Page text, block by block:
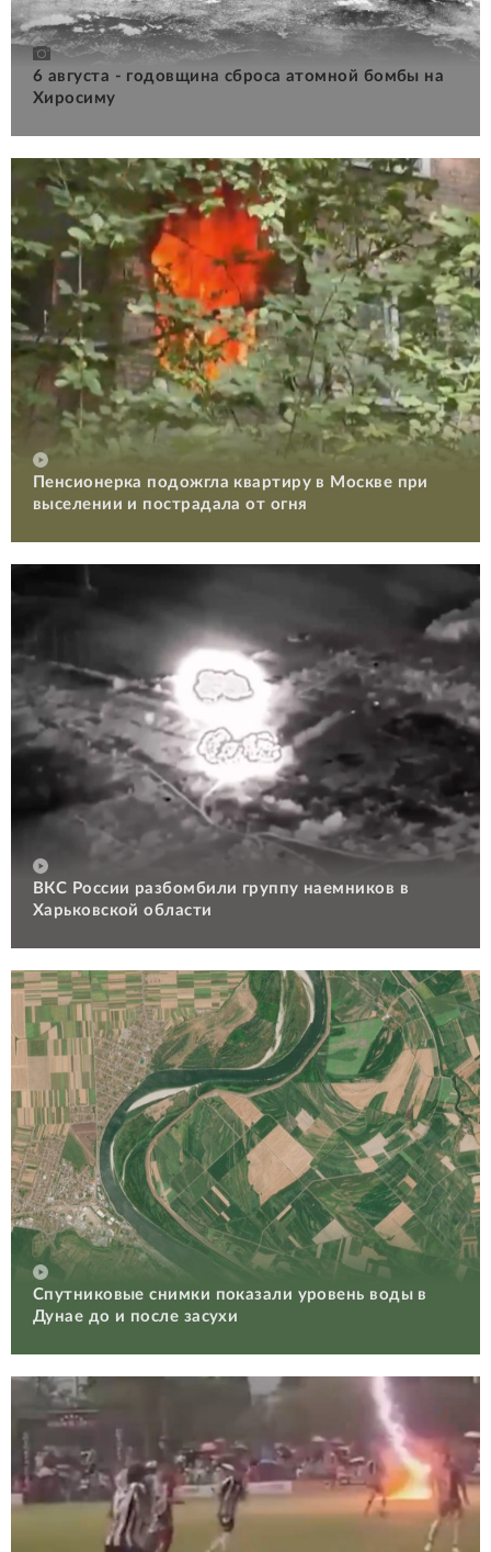
6 августа - годовщина сброса атомной бомбы на
Хиросиму
Пенсионерка подожгла квартиру в Москве при
выселении и пострадала от огня
ВКС России разбомбили группу наемников в
Харьковской области
Спутниковые снимки показали уровень воды в
Дунае до и после засухи